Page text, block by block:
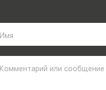
Имя
Комментарий или сообщение